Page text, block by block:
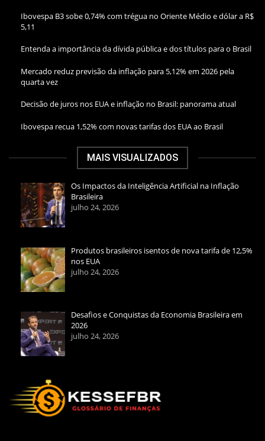
Ibovespa B3 sobe 0,74% com trégua no Oriente Médio e dólar a R$
5,11
Entenda a importância da dívida pública e dos títulos para o Brasil
Mercado reduz previsão da inflação para 5,12% em 2026 pela
quarta vez
Decisão de juros nos EUA e inflação no Brasil: panorama atual
Ibovespa recua 1,52% com novas tarifas dos EUA ao Brasil
MAIS VISUALIZADOS
Os Impactos da Inteligência Artificial na Inflação
Brasileira
julho 24, 2026
Produtos brasileiros isentos de nova tarifa de 12,5%
nos EUA
julho 24, 2026
Desafios e Conquistas da Economia Brasileira em
2026
julho 24, 2026